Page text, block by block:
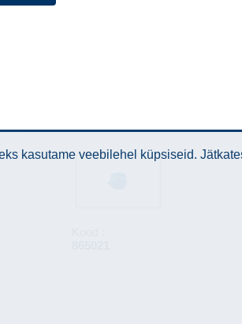
kasutame veebilehel küpsiseid.